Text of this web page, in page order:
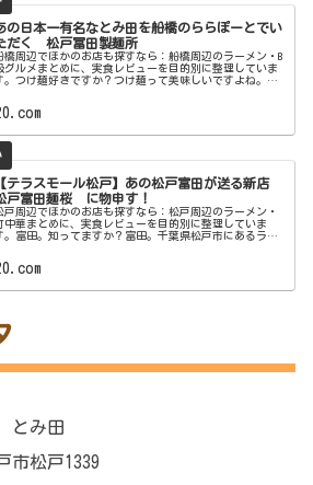
の日本一有名なとみ田を船橋のららぽーとでい
だく 松戸冨田製麺所
橋周辺でほかのお店も探すなら：船橋周辺のラーメン・B
グルメまとめに、実食レビューを目的別に整理していま
。つけ麺好きですか？つけ麺って美味しいですよね。つ
【テラスモール松戸】あの松戸富田が送る新店
戸富田麺桜 に物申す！
戸周辺でほかのお店も探すなら：松戸周辺のラーメン・
中華まとめに、実食レビューを目的別に整理していま
。富田。知ってますか？富田。千葉県松戸市にあるラー
とみ田
市松戸1339